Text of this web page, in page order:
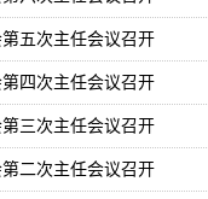
五次主任会议召开
四次主任会议召开
三次主任会议召开
二次主任会议召开